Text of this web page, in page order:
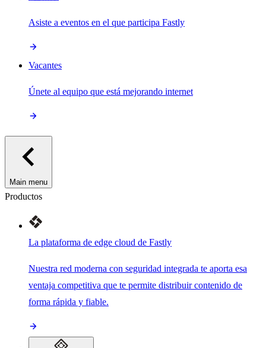
Asiste a eventos en el que participa Fastly
Vacantes
Únete al equipo que está mejorando internet
Main menu
Productos
La plataforma de edge cloud de Fastly
Nuestra red moderna con seguridad integrada te aporta esa
ventaja competitiva que te permite distribuir contenido de
forma rápida y fiable.